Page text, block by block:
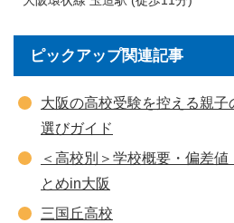
ピックアップ関連記事
大阪の高校受験を控える親
選びガイド
＜高校別＞学校概要・偏差
とめin大阪
三国丘高校